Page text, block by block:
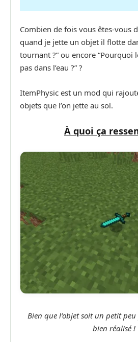
Combien de fois vous êtes-vous
quand je jette un objet il flotte
tournant ?” ou encore “Pourquoi
pas dans l’eau ?” ?
ItemPhysic est un mod qui
objets que l’on jette au sol.
À quoi ça
Bien que l’objet soit un petit peu
bien réalisé !